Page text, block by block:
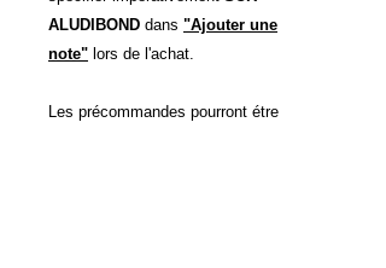
ALUDIBOND dans "Ajouter une
note" lors de l'achat.
Les précommandes pourront étre